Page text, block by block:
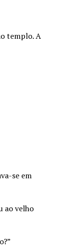
templo. A
se em
ao velho